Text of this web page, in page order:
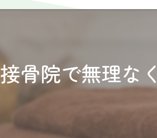
接骨院で無理な